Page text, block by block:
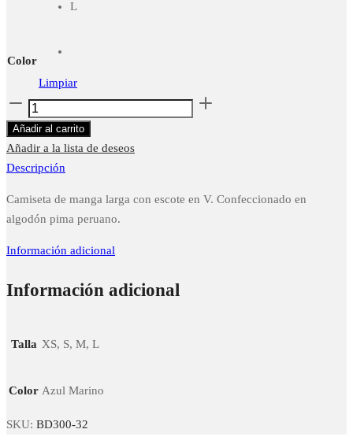
L
Color
Limpiar
Knitted
Shirt
cantidad
Añadir al carrito
Añadir a la lista de deseos
Descripción
Camiseta de manga larga con escote en V. Confeccionado en
algodón pima peruano.
Información adicional
Información adicional
Talla XS, S, M, L
Color Azul Marino
SKU: BD300-32